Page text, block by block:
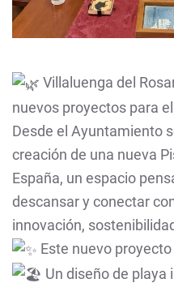
Villaluenga del
nuevos proyectos para
Desde el Ayuntamiento
creación de una nueva
España, un espacio
descansar y conectar
innovación,
Este nuevo
Un diseño de playa